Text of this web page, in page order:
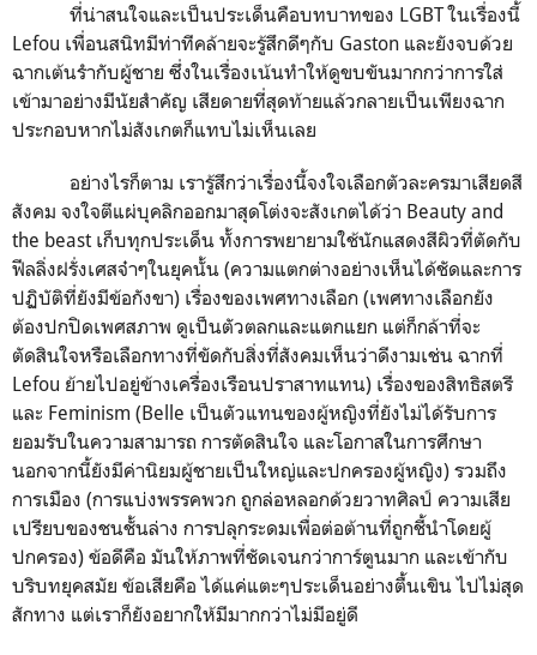
ที่น่าสนใจและเป็นประเด็นคือบทบาทของ LGBT ในเรื่องนี้
Lefou เพื่อนสนิทมีท่าทีคล้ายจะรู้สึกดีๆกับ Gaston และยังจบด้วย
ฉากเต้นรำกับผู้ชาย ซึ่งในเรื่องเน้นทำให้ดูขบขันมากกว่าการใส่
เข้ามาอย่างมีนัยสำคัญ เสียดายที่สุดท้ายแล้วกลายเป็นเพียงฉาก
ประกอบหากไม่สังเกตก็แทบไม่เห็นเลย
อย่างไรก็ตาม เรารู้สึกว่าเรื่องนี้จงใจเลือกตัวละครมาเสียดสี
สังคม จงใจตีแผ่บุคลิกออกมาสุดโต่งจะสังเกตได้ว่า Beauty and
the beast เก็บทุกประเด็น ทั้งการพยายามใช้นักแสดงสีผิวที่ตัดกับ
ฟีลลิ่งฝรั่งเศสจ๋าๆในยุคนั้น (ความแตกต่างอย่างเห็นได้ชัดและการ
ปฏิบัติที่ยังมีข้อกังขา) เรื่องของเพศทางเลือก (เพศทางเลือกยัง
ต้องปกปิดเพศสภาพ ดูเป็นตัวตลกและแตกแยก แต่ก็กล้าที่จะ
ตัดสินใจหรือเลือกทางที่ขัดกับสิ่งที่สังคมเห็นว่าดีงามเช่น ฉากที่
Lefou ย้ายไปอยู่ข้างเครื่องเรือนปราสาทแทน) เรื่องของสิทธิสตรี
และ Feminism (Belle เป็นตัวแทนของผู้หญิงที่ยังไม่ได้รับการ
ยอมรับในความสามารถ การตัดสินใจ และโอกาสในการศึกษา
นอกจากนี้ยังมีค่านิยมผู้ชายเป็นใหญ่และปกครองผู้หญิง) รวมถึง
การเมือง (การแบ่งพรรคพวก ถูกล่อหลอกด้วยวาทศิลป์ ความเสีย
เปรียบของชนชั้นล่าง การปลุกระดมเพื่อต่อต้านที่ถูกชี้นำโดยผู้
ปกครอง) ข้อดีคือ มันให้ภาพที่ชัดเจนกว่าการ์ตูนมาก และเข้ากับ
บริบทยุคสมัย ข้อเสียคือ ได้แค่แตะๆประเด็นอย่างตื้นเขิน ไปไม่สุด
สักทาง แต่เราก็ยังอยากให้มีมากกว่าไม่มีอยู่ดี